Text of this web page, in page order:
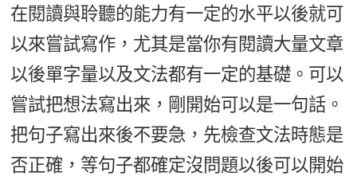
在閱讀與聆聽的能力有一定的水平以後就可
以來嘗試寫作，尤其是當你有閱讀大量文章
以後單字量以及文法都有一定的基礎。可以
嘗試把想法寫出來，剛開始可以是一句話。
把句子寫出來後不要急，先檢查文法時態是
否正確，等句子都確定沒問題以後可以開始